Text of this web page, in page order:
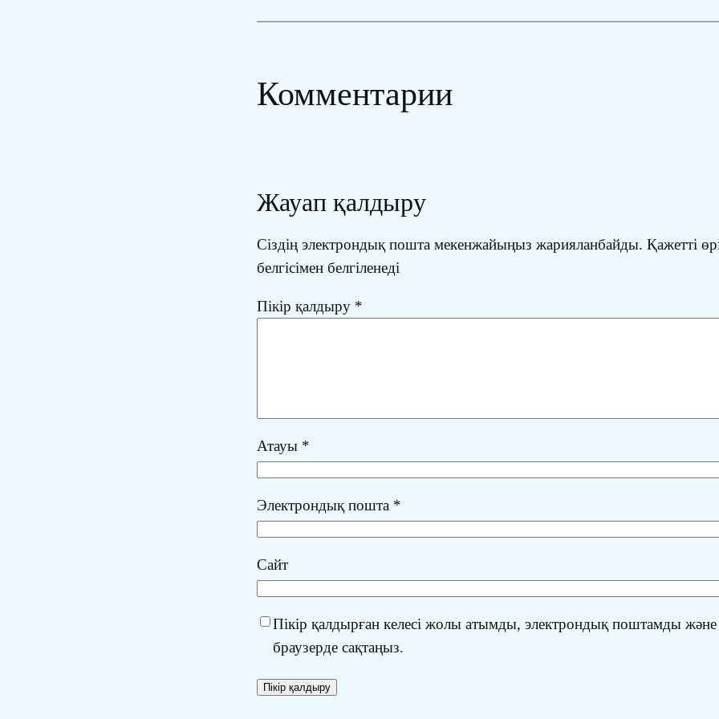
Комментарии
Жауап қалдыру
Сіздің электрондық пошта мекенжайыңыз жарияланбайды. Қажетті
белгісімен белгіленеді
Пікір қалдыру *
Атауы *
Электрондық пошта *
Сайт
Пікір қалдырған келесі жолы атымды, электрондық поштамды
браузерде сақтаңыз.